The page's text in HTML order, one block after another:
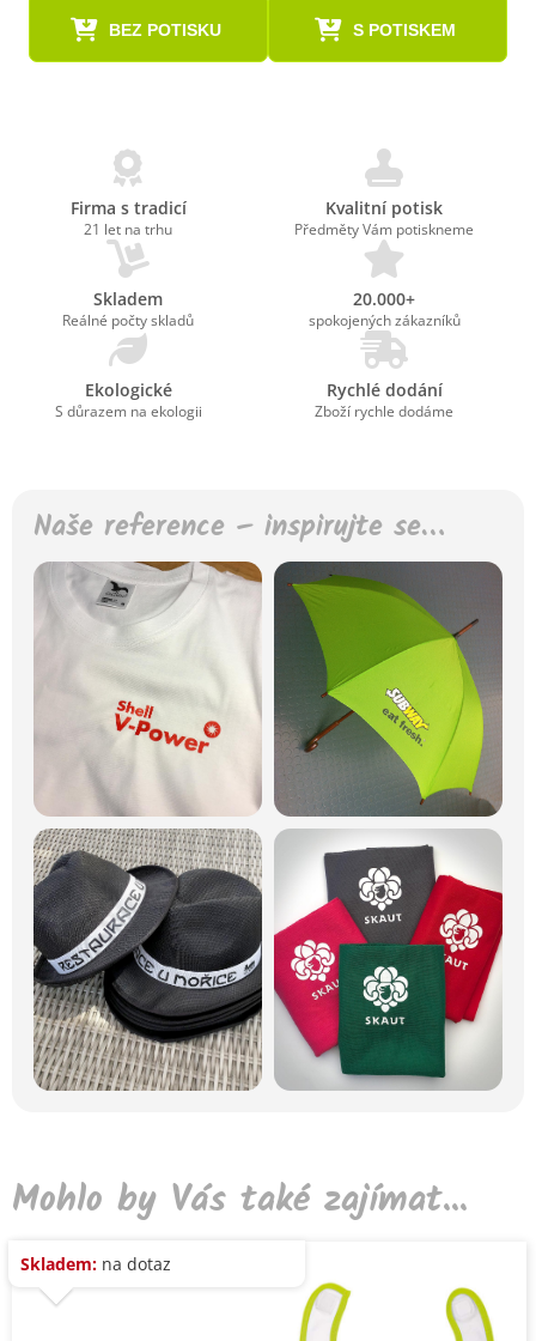
BEZ POTISKU S POTISKEM
Firma s tradicí
21 let na trhu
Kvalitní potisk
Předměty Vám potiskneme
Skladem
Reálné počty skladů
20.000+
spokojených zákazníků
Ekologické
S důrazem na ekologii
Rychlé dodání
Zboží rychle dodáme
Naše reference – inspirujte se…
Mohlo by Vás také zajímat...
Skladem: na dotaz